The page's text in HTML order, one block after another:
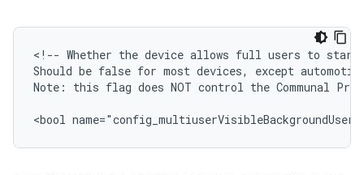
<!-- Whether the device allows full users to start
Should be false for most devices, except
Note: this flag does NOT control the Communal
<bool